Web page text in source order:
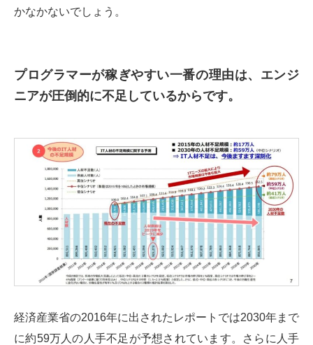
かなかないでしょう。
プログラマーが稼ぎやすい一番の理由は、エンジ
ニアが圧倒的に不足しているからです。
経済産業省の2016年に出されたレポートでは2030年まで
に約59万人の人手不足が予想されています。さらに人手